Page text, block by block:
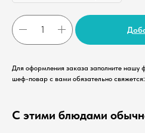
Для оформления заказа заполните
шеф-повар с вами обязательно свяжется:
С этими блюдами